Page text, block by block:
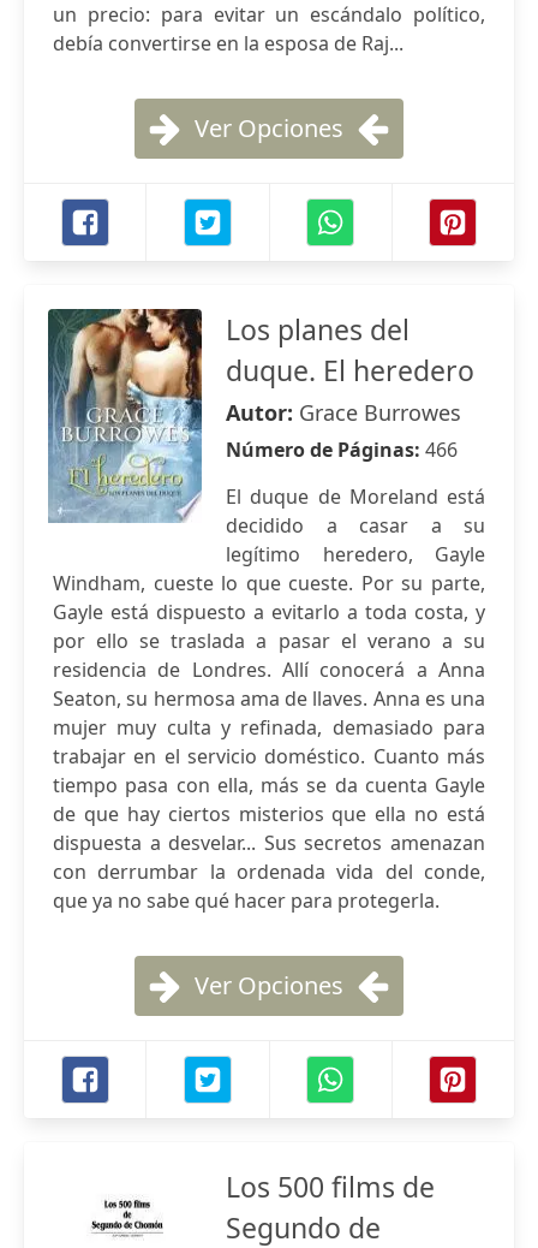
un precio: para evitar un escándalo político,
debía convertirse en la esposa de Raj...
Ver Opciones
Los planes del
duque. El heredero
Autor: Grace Burrowes
Número de Páginas: 466
El duque de Moreland está
decidido a casar a su
legítimo heredero, Gayle
Windham, cueste lo que cueste. Por su parte,
Gayle está dispuesto a evitarlo a toda costa, y
por ello se traslada a pasar el verano a su
residencia de Londres. Allí conocerá a Anna
Seaton, su hermosa ama de llaves. Anna es una
mujer muy culta y refinada, demasiado para
trabajar en el servicio doméstico. Cuanto más
tiempo pasa con ella, más se da cuenta Gayle
de que hay ciertos misterios que ella no está
dispuesta a desvelar... Sus secretos amenazan
con derrumbar la ordenada vida del conde,
que ya no sabe qué hacer para protegerla.
Ver Opciones
Los 500 films de
Segundo de